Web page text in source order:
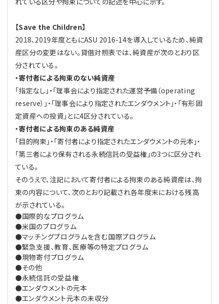
【Save the Children】
2018、2019年度ともにASU 2016-14を導入しているため、純資
産区分の変更はない。貸借対照表では、純資産が次のとおり区
分されている。
・寄付者による拘束のない純資産
「指定なし」・「理事会により指定された運営予備（operating
reserve）」・「理事会により指定されたエンダウメント」・「有形固
定資産への投資」とに4区分されている。
・寄付者による拘束のある純資産
「目的拘束」・「寄付者により指定されたエンダウメントの元本」・
「第三者により保有される永続信託の受益権」の3つに区分され
ている。
そのうえで、注記において寄付者による拘束のある純資産は、拘
束の内容について、次のとおり記載され各年度末における残高
が示されている。
●国際的なプログラム
●米国のプログラム
●マッチングプログラムを含む国際プログラム
●緊急支援、教育、医療等の特定プログラム
●現物寄付プログラム
●その他
●永続信託の受益権
●エンダウメントの元本
●エンダウメント元本の未収分